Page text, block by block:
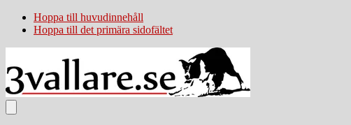
Hoppa till huvudinnehåll
Hoppa till det primära sidofältet